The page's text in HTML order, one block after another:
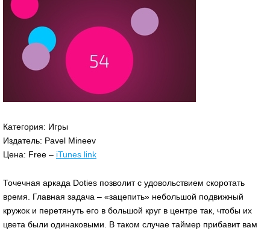
Категория: Игры
Издатель: Pavel Mineev
Цена: Free – iTunes link
Точечная аркада Doties позволит с удовольствием скоротать
время. Главная задача – «зацепить» небольшой подвижный
кружок и перетянуть его в большой круг в центре так, чтобы их
цвета были одинаковыми. В таком случае таймер прибавит вам